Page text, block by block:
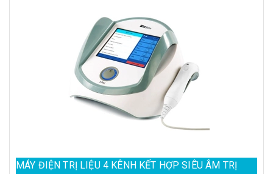
MÁY ĐIỆN TRỊ LIỆU 4 KÊNH KẾT HỢP SIÊU ÂM TRỊ